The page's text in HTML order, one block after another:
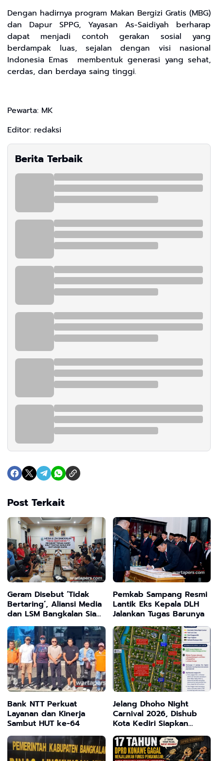
Dengan hadirnya program Makan Bergizi Gratis (MBG)
dan Dapur SPPG, Yayasan As-Saidiyah berharap
dapat menjadi contoh gerakan sosial yang
berdampak luas, sejalan dengan visi nasional
Indonesia Emas membentuk generasi yang sehat,
cerdas, dan berdaya saing tinggi.
Pewarta: MK
Editor: redaksi
Berita Terbaik
Post Terkait
Geram Disebut ‘Tidak
Bertaring’, Aliansi Media
dan LSM Bangkalan Siap
Usut Tuntas Dugaan
Penggelapan Dana PIP
SMP Ujung Baru
Pemkab Sampang Resmi
Lantik Eks Kepala DLH
Jalankan Tugas Barunya
Bank NTT Perkuat
Layanan dan Kinerja
Sambut HUT ke-64
Jelang Dhoho Night
Carnival 2026, Dishub
Kota Kediri Siapkan
Skema Rekayasa Lalu
Lintas